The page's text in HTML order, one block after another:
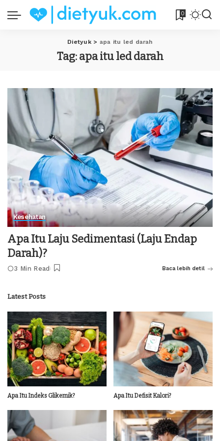
0
Dietyuk> apa itu led darah
Tag:apa itu led darah
Kesehatan
Apa Itu Laju Sedimentasi (Laju Endap
Darah)?
3 Min Read Baca lebih detil
Latest Posts
Apa Itu Indeks Glikemik? Apa Itu Defisit Kalori?